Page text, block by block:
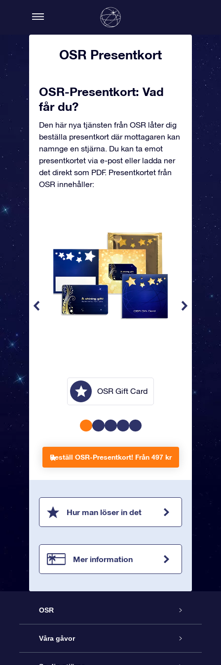
OSR Presentkort
OSR-Presentkort: Vad
får du?
Den här nya tjänsten från OSR låter dig
beställa presentkort där mottagaren kan
namnge en stjärna. Du kan ta emot
presentkortet via e-post eller ladda ner
det direkt som PDF. Presentkortet från
OSR innehåller:
OSR Gift Card
Beställ OSR-Presentkort! Från 497 kr
Hur man löser in det
Mer information
OSR
Kundtjänst
Våra gåvor